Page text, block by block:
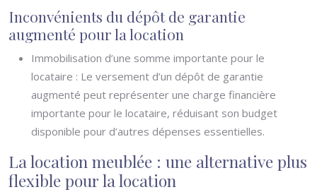
Inconvénients du dépôt de garantie
augmenté pour la location
Immobilisation d’une somme importante pour le
locataire : Le versement d’un dépôt de garantie
augmenté peut représenter une charge financière
importante pour le locataire, réduisant son budget
disponible pour d’autres dépenses essentielles.
La location meublée : une alternative plus
flexible pour la location